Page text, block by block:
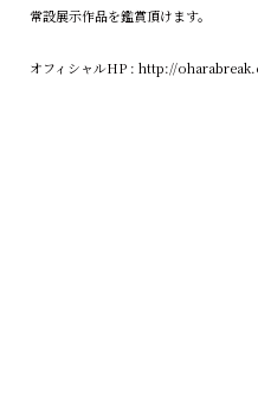
常設展示作品を鑑賞頂けます。
オフィシャルHP : http://